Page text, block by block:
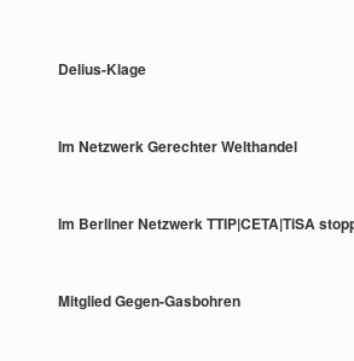
Delius-Klage
Im Netzwerk Gerechter Welthandel
Im Berliner Netzwerk TTIP|CETA|TiSA
Mitglied Gegen-Gasbohren